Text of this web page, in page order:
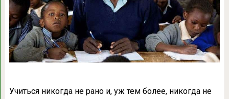
Учиться никогда не рано и, уж тем более, никогда не